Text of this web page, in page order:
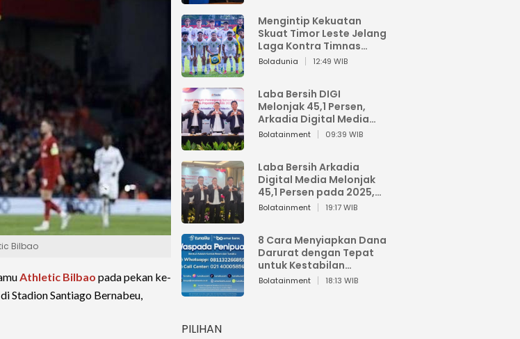
Bilbao
Athletic Bilbao pada pekan ke-
di Stadion Santiago Bernabeu,
Mengintip Kekuatan
Skuat Timor Leste Jelang
Laga Kontra Timnas
Indonesia di Piala AFF
Boladunia 12:49 WIB
Laba Bersih DIGI
Melonjak 45,1 Persen,
Arkadia Digital Media
Perkuat Bisnis AI dan
Bolatainment 09:39 WIB
Laba Bersih Arkadia
Digital Media Melonjak
45,1 Persen pada 2025,
Sentuh Rp1,76 Miliar
Bolatainment 19:17 WIB
8 Cara Menyiapkan Dana
Darurat dengan Tepat
untuk Kestabilan
Keuangan
Bolatainment 18:13 WIB
PILIHAN